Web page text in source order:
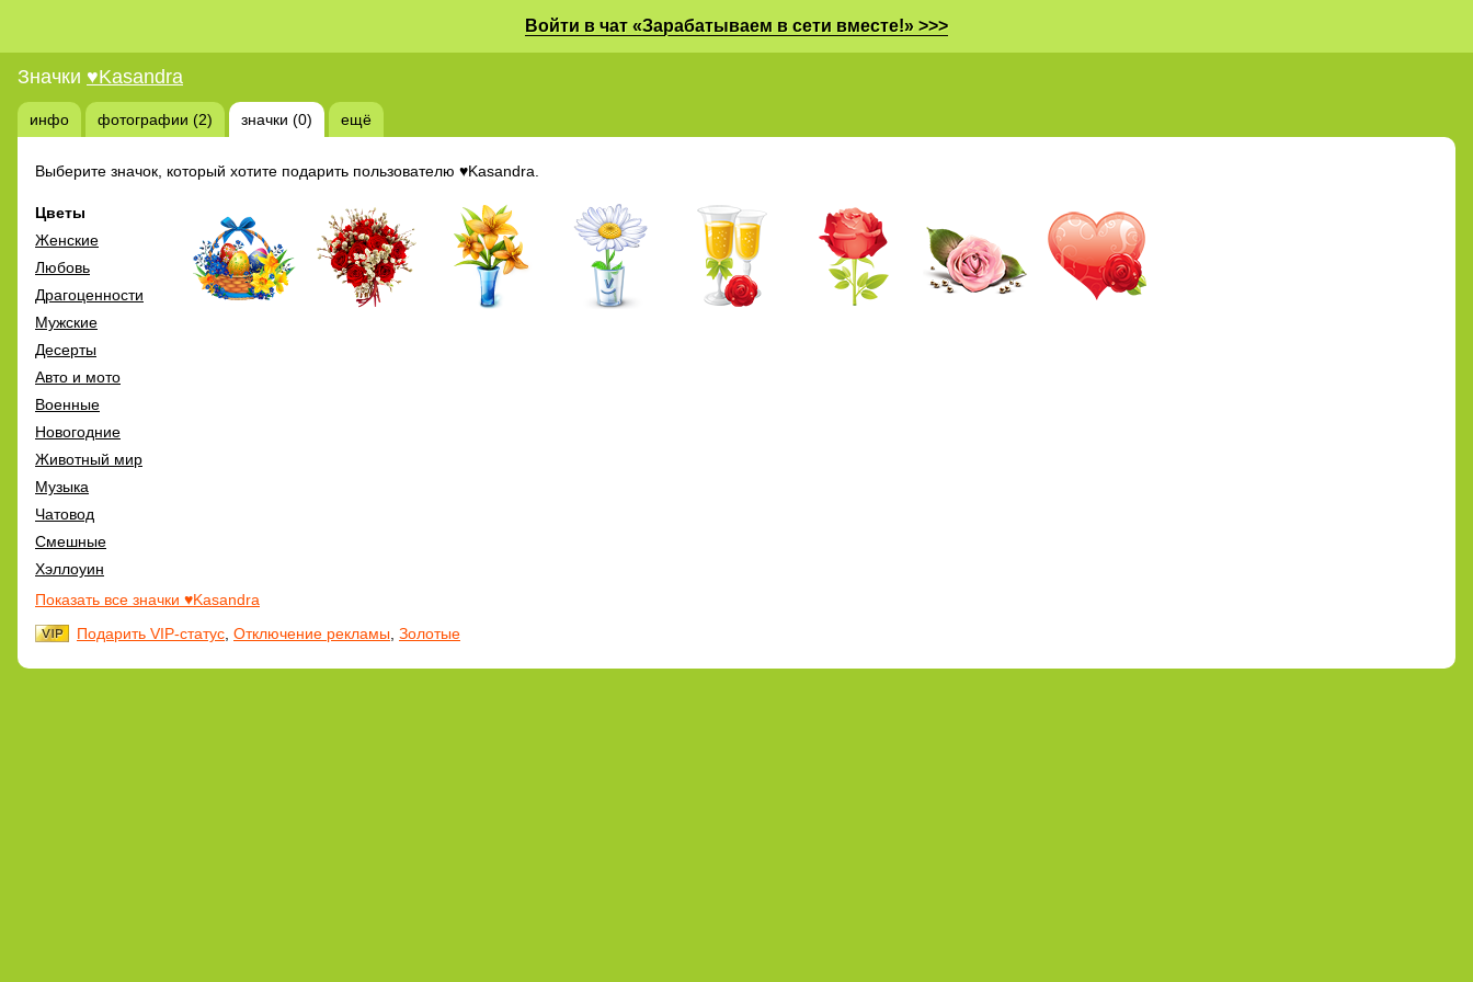
Войти в чат «Зарабатываем в сети вместе!» >>>
Значки ♥Kasandra
инфо фотографии (2) значки (0) ещё
Выберите значок, который хотите подарить пользователю ♥Kasandra.
Цветы
Женские
Любовь
Драгоценности
Мужские
Десерты
Авто и мото
Военные
Новогодние
Животный мир
Музыка
Чатовод
Смешные
Хэллоуин
Показать все значки ♥Kasandra
Подарить VIP-статус Отключение рекламы Золотые